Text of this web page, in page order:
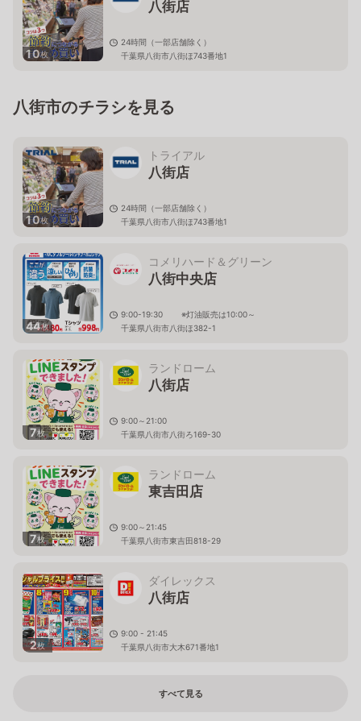
10枚
八街店
24時間（一部店舗除く）
千葉県八街市八街ほ743番地1
八街市のチラシを見る
10枚
トライアル
八街店
24時間（一部店舗除く）
千葉県八街市八街ほ743番地1
44枚
コメリハード＆グリーン
八街中央店
9:00-19:30 ※灯油販売は10:00～
千葉県八街市八街ほ382-1
7枚
ランドローム
八街店
9:00～21:00
千葉県八街市八街ろ169-30
7枚
ランドローム
東吉田店
9:00～21:45
千葉県八街市東吉田818-29
2枚
ダイレックス
八街店
9:00 - 21:45
千葉県八街市大木671番地1
すべて見る